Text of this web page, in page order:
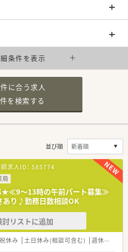
条件を表示
に合う求人
件を検索する
並び順
求人ID： 585774
局
★≪9～13時の午前パート募集≫
あり♪勤務日数相談OK
討リストに追加
休み 土日休み(相談可含む) 週休2.5日以上